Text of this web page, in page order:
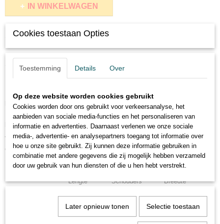
IN WINKELWAGEN
Omschrijving
Awesome Since 1967 (AI 570)
Dit geweldige shirt met ronde hals en korte mouwen. Materiaal 100%
katoen en 165 gram.
Indien het shirt binnenstebuiten gewassen wordt zal u er nog langer
plezier van hebben.
Verkrijgbaar in de maten S tot en met 5XL bekijk de maattaabel hieronder
om te zien welke maat u nodig heeft.
Maattabel
Lengte Schouders Breedte
67 40
48
70 42
51
Cookies toestaan Opties
Toestemming Details Over
Op deze website worden cookies gebruikt
Cookies worden door ons gebruikt voor verkeersanalyse, het
aanbieden van sociale media-functies en het personaliseren van
informatie en advertenties. Daarnaast verlenen we onze sociale
media-, advertentie- en analysepartners toegang tot informatie over
hoe u onze site gebruikt. Zij kunnen deze informatie gebruiken in
combinatie met andere gegevens die zij mogelijk hebben verzameld
door uw gebruik van hun diensten of die u hen hebt verstrekt.
Later opnieuw tonen Selectie toestaan